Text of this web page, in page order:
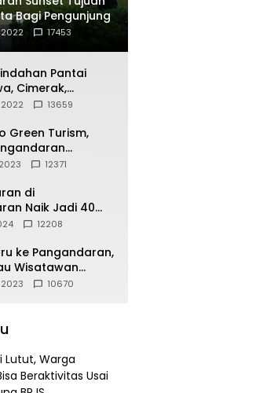
Bagi Pengunjung
17453
Pantai
Cimerak,
13659
Green Turism,
12371
di
Naik Jadi 40
12208
ke Pangandaran,
Wisatawan
Arteri10670
Lutut, Warga
Beraktivitas Usai